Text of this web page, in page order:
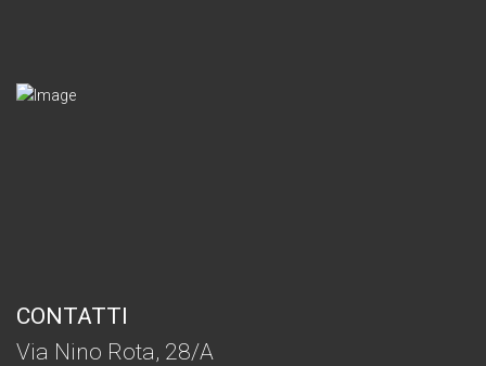
CONTATTI
Via Nino Rota, 28/A